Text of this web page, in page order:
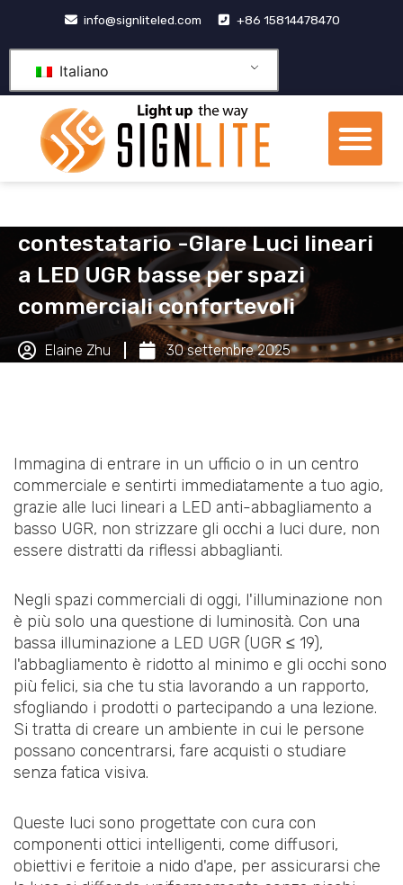
contenuto
info@signliteled.com +86 15814478470
Italiano
contestatario -Glare Luci lineari
a LED UGR basse per spazi
commerciali confortevoli
Elaine Zhu 30 settembre 2025
Immagina di entrare in un ufficio o in un centro
commerciale e sentirti immediatamente a tuo agio,
grazie alle luci lineari a LED anti-abbagliamento a
basso UGR, non strizzare gli occhi a luci dure, non
essere distratti da riflessi abbaglianti.
Negli spazi commerciali di oggi, l'illuminazione non
è più solo una questione di luminosità. Con una
bassa illuminazione a LED UGR (UGR ≤ 19),
l'abbagliamento è ridotto al minimo e gli occhi sono
più felici, sia che tu stia lavorando a un rapporto,
sfogliando i prodotti o partecipando a una lezione.
Si tratta di creare un ambiente in cui le persone
possano concentrarsi, fare acquisti o studiare
senza fatica visiva.
Queste luci sono progettate con cura con
componenti ottici intelligenti, come diffusori,
obiettivi e feritoie a nido d'ape, per assicurarsi che